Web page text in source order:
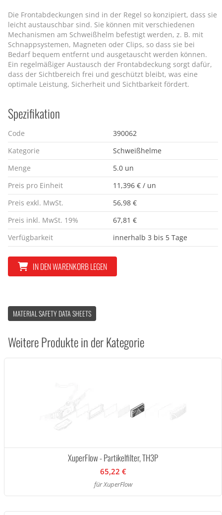
Die Frontabdeckungen sind in der Regel so konzipiert, dass sie
leicht austauschbar sind. Sie können mit verschiedenen
Mechanismen am Schweißhelm befestigt werden, z. B. mit
Schnappsystemen, Magneten oder Clips, so dass sie bei
Bedarf bequem entfernt und ausgetauscht werden können.
Ein regelmäßiger Austausch der Frontabdeckung sorgt dafür,
dass der Sichtbereich frei und geschützt bleibt, was eine
optimale Leistung, Sicherheit und Sichtbarkeit fördert.
Spezifikation
Code
390062
Kategorie
Schweißhelme
Menge
5.0 un
Preis pro Einheit
11,396 € / un
Preis exkl. MwSt.
56,98 €
Preis inkl. MwSt. 19%
67,81 €
Verfügbarkeit
innerhalb 3 bis 5 Tage
IN DEN WARENKORB LEGEN
MATERIAL SAFETY DATA SHEETS
Weitere Produkte in der Kategorie
XuperFlow - Partikelfilter, TH3P
65,22 €
für XuperFlow